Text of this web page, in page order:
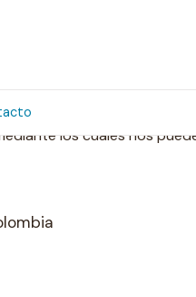
los cuales nos